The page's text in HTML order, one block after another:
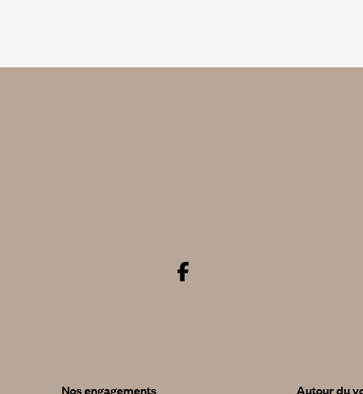
Nos engagements
Autour du